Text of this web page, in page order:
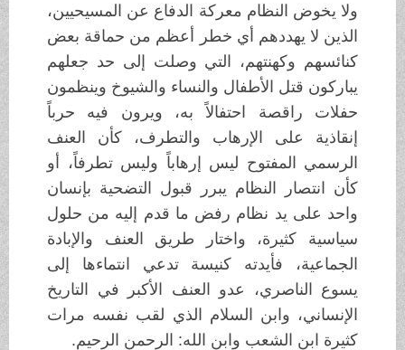
ولا يخوض النظام معركة الدفاع عن المسيحيين،
الذين لا يهددهم أي خطر أعظم من حماقة بعض
كنائسهم وكهنتهم، التي وصلت إلى حد جعلهم
يباركون قتل الأطفال والنساء والشيوخ وينظمون
حفلات راقصة احتفالاً به، ويرون فيه حرباً
إنقاذية على الإرهاب والتطرف، كأن العنف
الرسمي المفتوح ليس إرهاباً وليس تطرفاً، أو
كأن انتصار النظام يبرر قبول التضحية بإنسان
واحد على يد نظام رفض ما قدم إليه من حلول
سياسية كثيرة، واختار طريق العنف والإبادة
الجماعية، فأيدته كنيسة تدعي انتماءها إلى
يسوع الناصري، عدو العنف الأكبر في التاريخ
الإنساني، وابن السلام الذي لقب نفسه مرات
كثيرة ابن الشعب وابن الله: الرحمن الرحيم.